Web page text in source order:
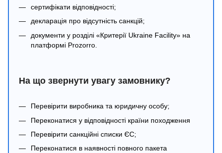
сертифікати відповідності;
декларація про відсутність санкцій;
документи у розділі «Критерії Ukraine Facility» на
платформі Prozorro.
На що звернути увагу замовнику?
Перевірити виробника та юридичну особу;
Переконатися у відповідності країни походження
Перевірити санкційні списки ЄС;
Переконатися в наявності повного пакета